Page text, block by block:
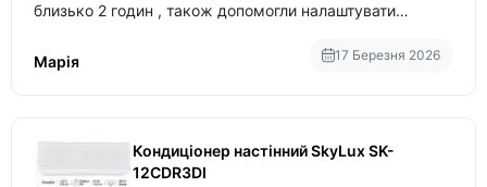
близько 2 годин , також допомогли налаштувати
Марія
17 Березня 2026
Кондиціонер настінний SkyLux SK-
12CDR3DI